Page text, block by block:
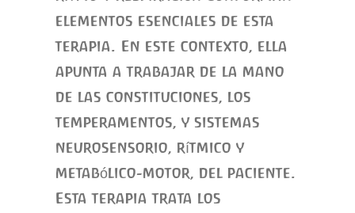
elementos esenciales de esta
terapia. En este contexto, ella
apunta a trabajar de la mano
de las constituciones, los
temperamentos, y sistemas
neurosensorio, rítmico y
metabólico-motor, del paciente.
Esta terapia trata los